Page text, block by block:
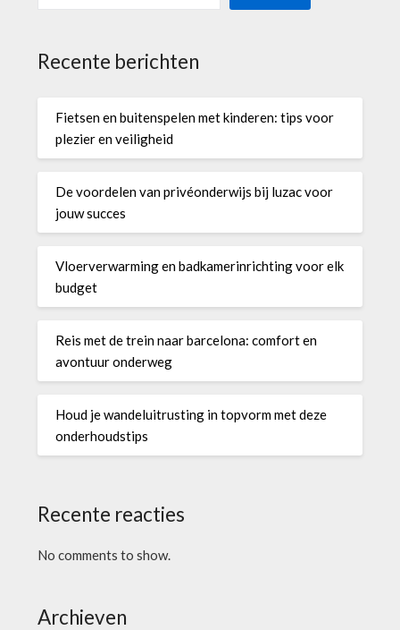
Recente berichten
Fietsen en buitenspelen met kinderen: tips voor
plezier en veiligheid
De voordelen van privéonderwijs bij luzac voor
jouw succes
Vloerverwarming en badkamerinrichting voor elk
budget
Reis met de trein naar barcelona: comfort en
avontuur onderweg
Houd je wandeluitrusting in topvorm met deze
onderhoudstips
Recente reacties
No comments to show.
Archieven